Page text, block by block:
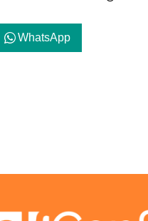
WhatsApp